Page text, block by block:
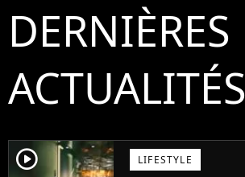
DERNIÈRES
ACTUALITÉS
player2 LIFESTYLE